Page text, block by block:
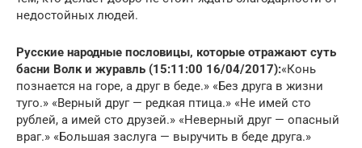
недостойных людей.
Русские народные пословицы, которые отражают суть
басни Волк и журавль (15:11:00 16/04/2017):«Конь
познается на горе, а друг в беде.» «Без друга в жизни
туго.» «Верный друг — редкая птица.» «Не имей сто
рублей, а имей сто друзей.» «Неверный друг — опасный
враг.» «Большая заслуга — выручить в беде друга.»